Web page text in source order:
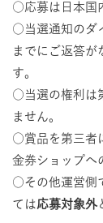
○応募は日本国
○当選通知のダ
までにご返答が
す。
○当選の権利は
ません。
○賞品を第三者
金券ショップへ
○その他運営側
ては応募対象外